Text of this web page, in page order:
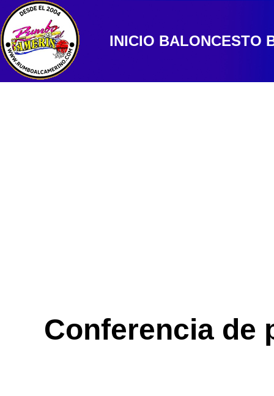
INICIO BALONCESTO
Conferencia de